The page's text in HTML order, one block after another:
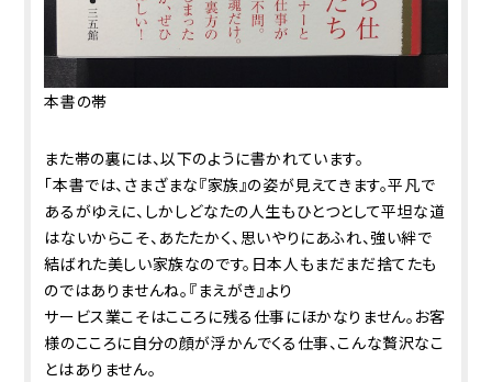
本書の帯
また帯の裏には、以下のように書かれています。
「本書では、さまざまな『家族』の姿が見えてきます。平凡で
あるがゆえに、しかしどなたの人生もひとつとして平坦な道
はないからこそ、あたたかく、思いやりにあふれ、強い絆で
結ばれた美しい家族なのです。日本人もまだまだ捨てたも
のではありませんね。――『まえがき』より
サービス業こそはこころに残る仕事にほかなりません。お客
様のこころに自分の顔が浮かんでくる仕事、こんな贅沢なこ
とはありません。